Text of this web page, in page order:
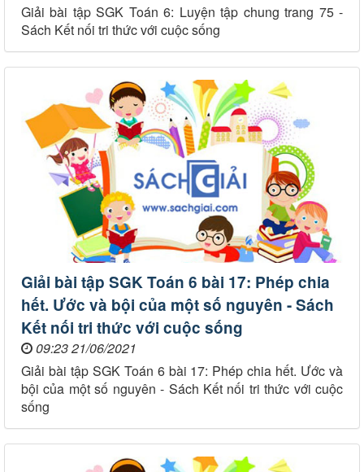
Giải bài tập SGK Toán 6: Luyện tập chung trang 75 -
Sách Kết nối tri thức với cuộc sống
Giải bài tập SGK Toán 6 bài 17: Phép chia
hết. Ước và bội của một số nguyên - Sách
Kết nối tri thức với cuộc sống
09:23 21/06/2021
Giải bài tập SGK Toán 6 bài 17: Phép chia hết. Ước và
bội của một số nguyên - Sách Kết nối tri thức với cuộc
sống